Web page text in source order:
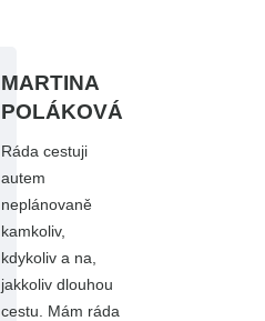
MARTINA
POLÁKOVÁ
Ráda cestuji
autem
neplánovaně
kamkoliv,
kdykoliv a na,
jakkoliv dlouhou
cestu. Mám ráda